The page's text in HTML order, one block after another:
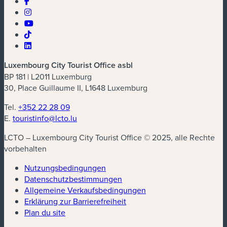
Luxembourg City Tourist Office asbl
BP 181 | L2011 Luxemburg
30, Place Guillaume II, L1648 Luxemburg
Tel. +352 22 28 09
E. touristinfo@lcto.lu
LCTO – Luxembourg City Tourist Office © 2025, alle Rechte
vorbehalten
Nutzungsbedingungen
Datenschutzbestimmungen
Allgemeine Verkaufsbedingungen
Erklärung zur Barrierefreiheit
Plan du site